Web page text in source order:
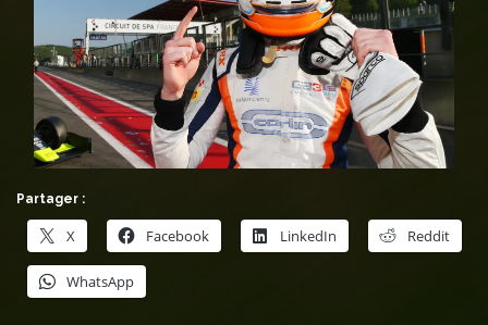
Partager :
X Facebook LinkedIn Reddit
WhatsApp